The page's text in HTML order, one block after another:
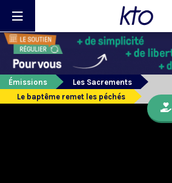
Émissions
Les Sacrements
Le baptême remet les péchés